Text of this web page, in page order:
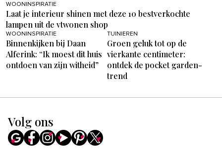
WOONINSPIRATIE
Laat je interieur shinen met deze 10 bestverkochte
lampen uit de vtwonen shop
WOONINSPIRATIE
Binnenkijken bij Daan
Alferink: “Ik moest dit huis
ontdoen van zijn witheid”
TUINIEREN
Groen geluk tot op de
vierkante centimeter:
ontdek de pocket garden-
trend
Volg ons